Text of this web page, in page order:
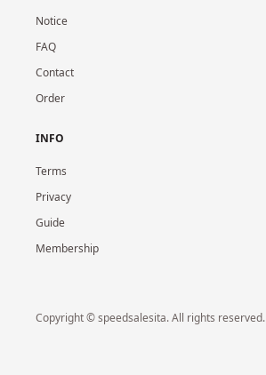
Notice
FAQ
Contact
Order
INFO
Terms
Privacy
Guide
Membership
Copyright © speedsalesita. All rights reserved.